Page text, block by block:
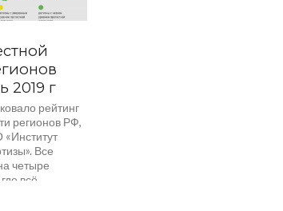
2019 г
рейтинг
регионов РФ,
Все
четыре
всё...